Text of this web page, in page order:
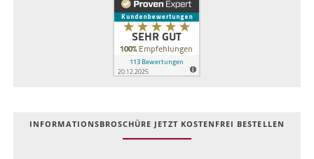
INFOR­MATIONS­BROSCHÜRE JETZT KOSTEN­FREI BESTELLEN